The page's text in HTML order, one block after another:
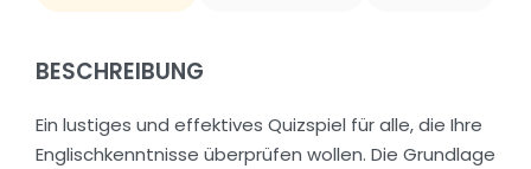
BESCHREIBUNG
Ein lustiges und effektives Quizspiel für alle, die Ihre
Englischkenntnisse überprüfen wollen. Die Grundlage